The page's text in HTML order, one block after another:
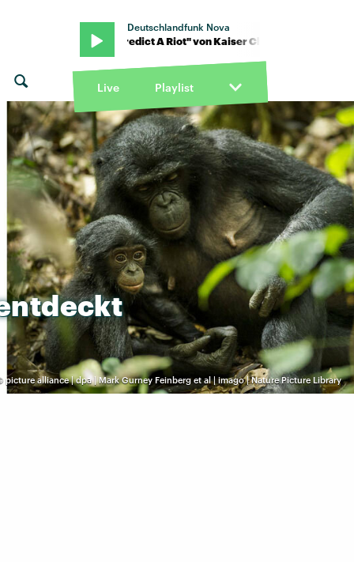
Deutschlandfunk Nova
· "I Predict A Riot" von Kaiser Chiefs · "I Predict A Riot" von
Live Playlist
picture alliance | dpa | Mark Gurney Feinberg et al | imago | Nature Picture Library